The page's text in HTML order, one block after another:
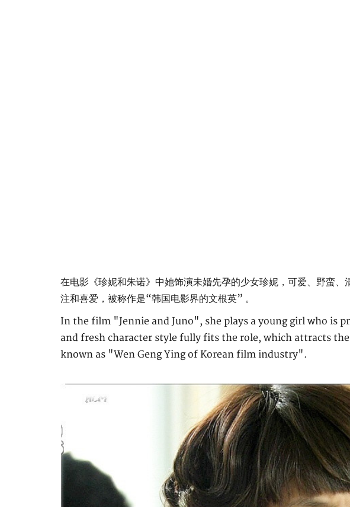
在电影《珍妮和朱诺》中她饰演未婚先孕的少女珍妮，可爱、野蛮
注和喜爱，被称作是“韩国电影界的文根英” 。
In the film "Jennie and Juno", she plays a young girl who is
and fresh character style fully fits the role, which attracts
known as "Wen Geng Ying of Korean film industry".